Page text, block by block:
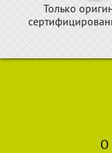
Только
О